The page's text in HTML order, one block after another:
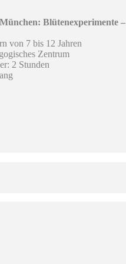
Blütenexperimente –
von 7 bis 12 Jahren
Zentrum
2 Stunden